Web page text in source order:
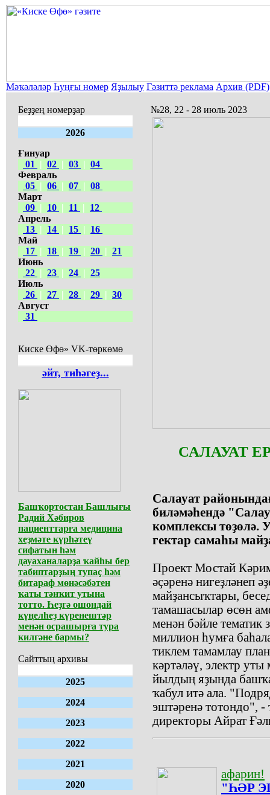
Мәҡәләләр Һуңғы номер Яҙылыу Гәзиттә реклама Архив (PDF)
Беҙҙең номерҙар
2026
Ғинуар
01
| 02 | 03 | 04
Февраль
05 | 06 | 07 | 08
Март
09 | 10 | 11 |
12
Апрель
13 | 14 | 15 |
16
Май
17 | 18 | 19 | 20 | 21
Июнь
22 | 23 | 24 | 25
Июль
26 | 27 | 28 | 29 | 30
Август
31
Киске Өфө» VK-төркөмө
әйт, тиһәгеҙ...
Башҡортостан Башлығы
Радий Хәбиров
пациенттарға медицина
хеҙмәте күрһәтеү
сифатын һәм
дауаханаларҙа ҡайһы бер
табиптарҙың тупаҫ һәм
битараф мөнәсәбәтен
ҡаты тәнҡит утына
тотто. Һеҙгә ошондай
күңелһеҙ күренештәр
менән осрашырға тура
килгәне бармы?
Сайттың архивы
2025
2024
2023
2022
2021
2020
№28, 22 - 28 июль 2023
САЛАУАТ
Салауат
биләмәһендә
комплексы төҙөлә.
гектар самаһы
Проект Мостай
әҫәренә нигеҙләнеп
майҙансыҡтары,
тамашасылар өсөн
менән бәйле
миллион һумға
тиклем тамамлау
кәртәләү, электр
йылдың яҙында
ҡабул итә ала.
эштәренә тотондо", -
директоры Айрат
афарин!
"ҺӘР